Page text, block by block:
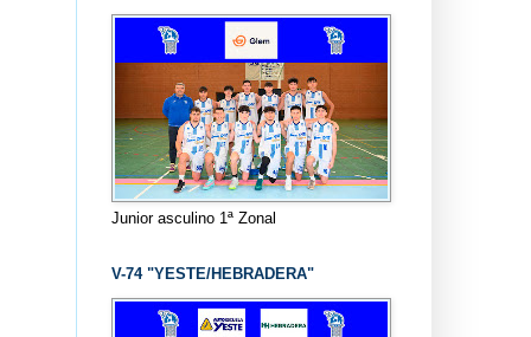
Junior asculino 1ª Zonal
V-74 "YESTE/HEBRADERA"